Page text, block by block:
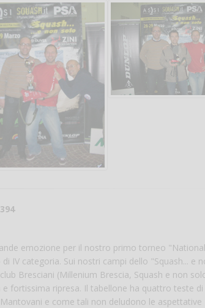
emozione per il nostro primo torneo
IV categoria. Sui nostri campi dello "Squash... e
Bresciani (Millenium Brescia, Squash e non
fortissima ripresa. Il tabellone ha quattro teste
e come tali non deludono le aspettative
Salve,
come fare per
il campo per
un mio amico?
Devo chiamare il